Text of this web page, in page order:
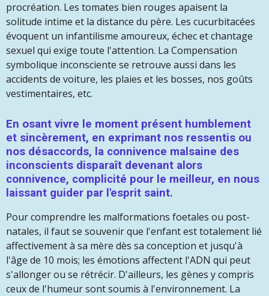
procréation. Les tomates bien rouges apaisent la
solitude intime et la distance du père. Les cucurbitacées
évoquent un infantilisme amoureux, échec et chantage
sexuel qui exige toute l'attention. La Compensation
symbolique inconsciente se retrouve aussi dans les
accidents de voiture, les plaies et les bosses, nos goûts
vestimentaires, etc.
En osant vivre le moment présent humblement
et sincèrement, en exprimant nos ressentis ou
nos désaccords, la connivence malsaine des
inconscients disparaît devenant alors
connivence, complicité pour le meilleur, en nous
laissant guider par l'esprit saint.
Pour comprendre les malformations foetales ou post-
natales, il faut se souvenir que l'enfant est totalement lié
affectivement à sa mère dès sa conception et jusqu'à
l'âge de 10 mois; les émotions affectent l'ADN qui peut
s'allonger ou se rétrécir. D'ailleurs, les gènes y compris
ceux de l'humeur sont soumis à l'environnement. La